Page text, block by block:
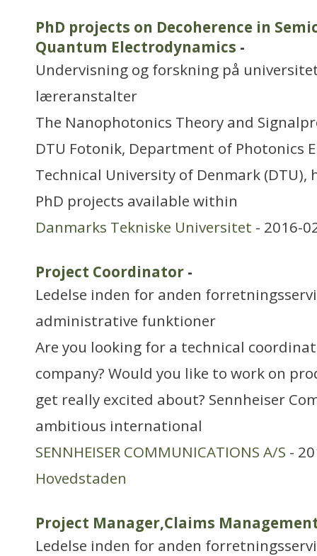
PhD projects on Decoherence in
Quantum Electrodynamics -
Undervisning og forskning på
læreranstalter
The Nanophotonics Theory and
DTU Fotonik, Department of Photonics
Technical University of Denmark (DTU),
PhD projects available within
Danmarks Tekniske Universitet - 2016-
Project Coordinator -
Ledelse inden for anden
administrative funktioner
Are you looking for a technical
company? Would you like to work on
get really excited about? Sennheiser
ambitious international
SENNHEISER COMMUNICATIONS A/S -
Hovedstaden
Project Manager,Claims
Ledelse inden for anden